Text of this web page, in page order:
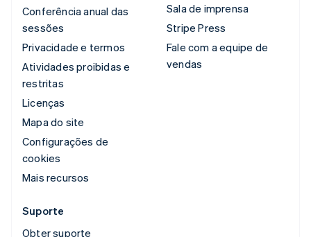
Conferência anual das
sessões
Privacidade e termos
Atividades proibidas e
restritas
Licenças
Mapa do site
Configurações de
cookies
Mais recursos
Sala de imprensa
Stripe Press
Fale com a equipe de
vendas
Suporte
Obter suporte